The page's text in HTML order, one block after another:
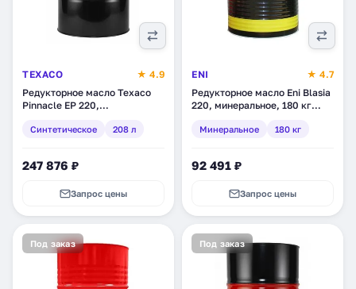
TEXACO
★ 4.9
Редукторное масло Texaco
Pinnacle EP 220,
(802083DEE)
Синтетическое 208 л
247 876 ₽
Запрос цены
ENI
★ 4.7
Редукторное масло Eni Blasia
220, минеральное, 180 кг
Минеральное 180 кг
92 491 ₽
Запрос цены
Под заказ Под заказ